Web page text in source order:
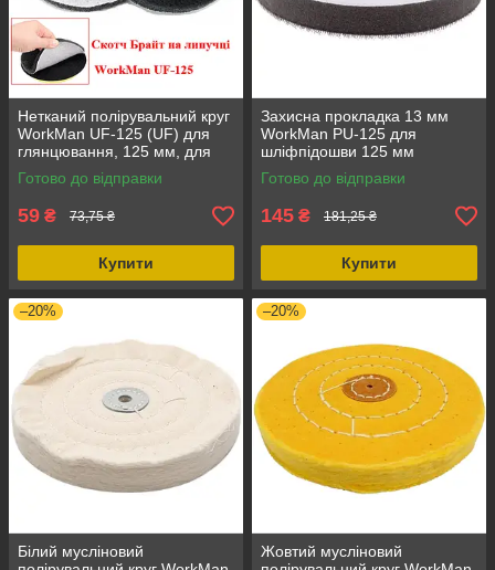
Нетканий полірувальний круг
WorkMan UF-125 (UF) для
глянцювання, 125 мм, для
КШМ, 600 оборотів, Ultra Fine
Готово до відправки
59 ₴ 73,75 ₴
Купити
Захисна прокладка 13 мм
WorkMan PU-125 для
шліфпідошви 125 мм
00000052352, без
перфорації, круги
Готово до відправки
145 ₴ 181,25 ₴
Купити
–20%
Білий мусліновий
–20%
Жовтий мусліновий